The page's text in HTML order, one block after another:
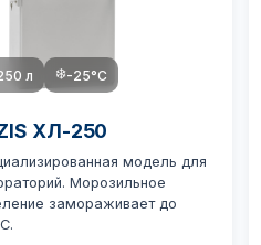
л ❄️-25°C
ХЛ-250
модель для
Морозильное
замораживает до